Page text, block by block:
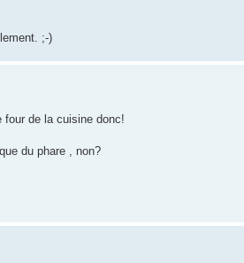
;-)
de la cuisine donc!
du phare , non?